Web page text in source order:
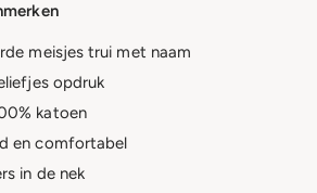
meisjes trui met naam
opdruk
katoen
en comfortabel
in de nek